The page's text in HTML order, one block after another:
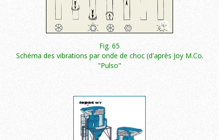
Fig. 65
Schéma des vibrations par onde de choc (d'après Joy M.Co.
"Pulso"